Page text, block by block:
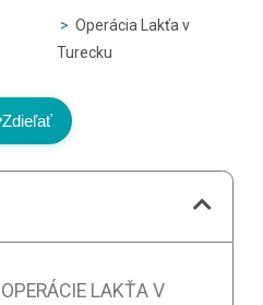
Operácia Lakťa v
Turecku
Zdieľať
LAKŤA V